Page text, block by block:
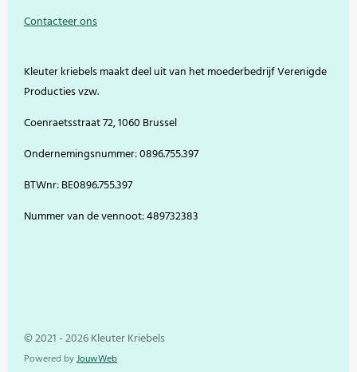
e
b
k
e
s
t
a
Contacteer ons
Kleuter kriebels maakt deel uit van het moederbedrijf Verenigde
Producties vzw.
Coenraetsstraat 72, 1060 Brussel
Ondernemingsnummer: 0896.755.397
BTWnr: BE0896.755.397
Nummer van de vennoot: 489732383
© 2021 - 2026 Kleuter Kriebels
Powered byJouwWeb